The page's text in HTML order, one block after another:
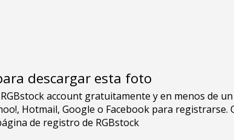
descargar esta foto